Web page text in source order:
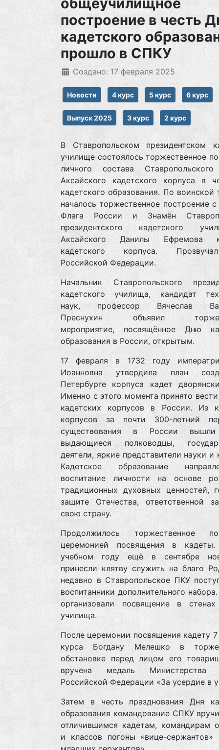
построение в честь
кадетского
прошло в СПКУ
Создано: 17 февраля 2025
Новости 4 курс 5 курс 6 курс
Выпуск 2025 3 курс 2 курс
В Ставропольском президентском
училище состоялось торжественное
личного состава
Аксайского кадетского корпуса в
кадетского образования. По воинской
началось торжественное построение с
Флага России и Знамён
президентского кадетского
Аксайского Данилы Ефремова
кадетского корпуса.
Российской Федерации.
Начальник Ставропольского
кадетского училища, кандидат
наук, профессор Вячеслав
Преснухин объявил
мероприятие, посвящённое Дню
образования в России, открытым.
17 февраля в 1732 году
Иоанновна утвердила план
Петербурге корпуса кадет
Именно с этого момента принято
кадетских корпусов в России. Из
корпусов за почти 300-летний
существования в России
выдающиеся полководцы,
деятели, яркие представители науки и
Кадетское образование
воспитание личности на основе
традиционных духовных ценностей,
защите Отечества, ответственной
свою страну.
Продолжилось торжественное
церемонией посвящения в
учебном году ещё в сентябре
принесли клятву служить на благо
недавно в Ставропольское ПКУ
воспитанники дополнительного
организовали посвящение в
училища.
После церемонии посвящения кадету 7
курса Богдану Мелешко в
обстановке перед лицом его
вручена медаль Министерства
Российской Федерации «За усердие в
Затем в честь празднования Дня
образования командование СПКУ
отличившимся кадетам, командирам
и классов погоны «вице-